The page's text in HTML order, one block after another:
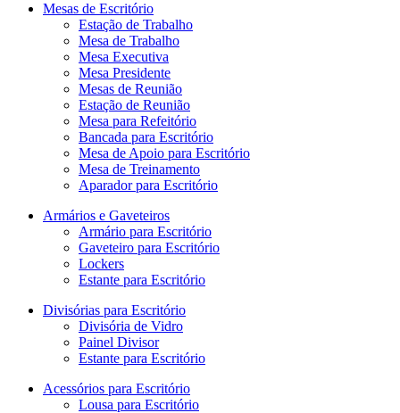
Mesas de Escritório
Estação de Trabalho
Mesa de Trabalho
Mesa Executiva
Mesa Presidente
Mesas de Reunião
Estação de Reunião
Mesa para Refeitório
Bancada para Escritório
Mesa de Apoio para Escritório
Mesa de Treinamento
Aparador para Escritório
Armários e Gaveteiros
Armário para Escritório
Gaveteiro para Escritório
Lockers
Estante para Escritório
Divisórias para Escritório
Divisória de Vidro
Painel Divisor
Estante para Escritório
Acessórios para Escritório
Lousa para Escritório